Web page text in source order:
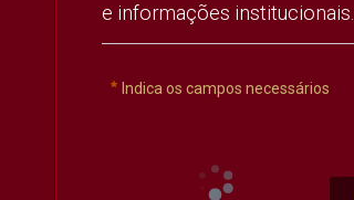
e informações institucionais.
Indica os campos necessários